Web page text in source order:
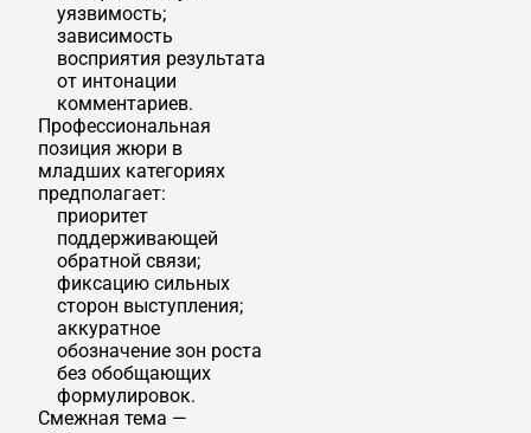
уязвимость;
зависимость
восприятия результата
от интонации
комментариев.
Профессиональная
позиция жюри в
младших категориях
предполагает:
приоритет
поддерживающей
обратной связи;
фиксацию сильных
сторон выступления;
аккуратное
обозначение зон роста
без обобщающих
формулировок.
Смежная тема —